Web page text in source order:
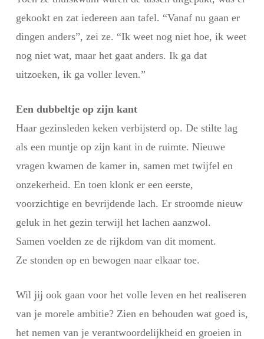
gekookt en zat iedereen aan tafel. “Vanaf nu gaan er
dingen anders”, zei ze. “Ik weet nog niet hoe, ik weet
nog niet wat, maar het gaat anders. Ik ga dat
uitzoeken, ik ga voller leven.”
Een dubbeltje op zijn kant
Haar gezinsleden keken verbijsterd op. De stilte lag
als een muntje op zijn kant in de ruimte. Nieuwe
vragen kwamen de kamer in, samen met twijfel en
onzekerheid. En toen klonk er een eerste,
voorzichtige en bevrijdende lach. Er stroomde nieuw
geluk in het gezin terwijl het lachen aanzwol.
Samen voelden ze de rijkdom van dit moment.
Ze stonden op en bewogen naar elkaar toe.
Wil jij ook gaan voor het volle leven en het realiseren
van je morele ambitie? Zien en behouden wat goed is,
het nemen van je verantwoordelijkheid en groeien in